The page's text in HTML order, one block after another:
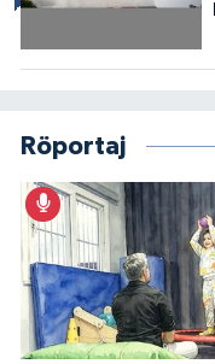
Röportaj